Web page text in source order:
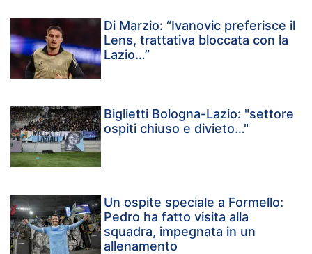
Di Marzio: “Ivanovic preferisce il
Lens, trattativa bloccata con la
Lazio…”
Biglietti Bologna-Lazio: "settore
ospiti chiuso e divieto…"
Un ospite speciale a Formello:
Pedro ha fatto visita alla
squadra, impegnata in un
allenamento